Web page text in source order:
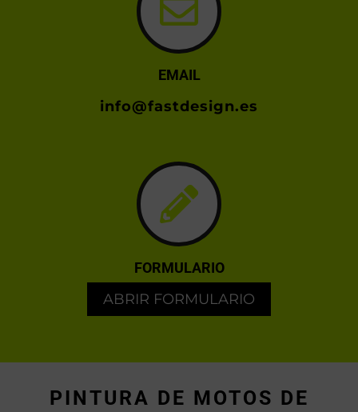
EMAIL
info@fastdesign.es
FORMULARIO
ABRIR FORMULARIO
PINTURA DE MOTOS DE